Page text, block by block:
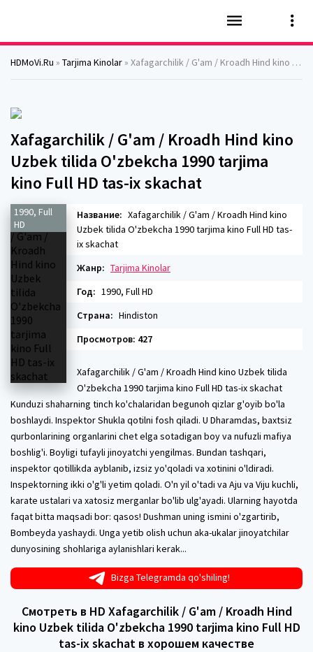
HDMoVi.Ru » Tarjima Kinolar » Xafagarchilik / G'am / Kroadh Hind kino Uzbek tilida O'zbekcha 1990 tarjima kino Full HD tas-ix skachat
Xafagarchilik / G'am / Kroadh Hind kino
Uzbek tilida O'zbekcha 1990 tarjima
kino Full HD tas-ix skachat
1990, Full
HD
Название: Xafagarchilik / G'am / Kroadh Hind kino
Uzbek tilida O'zbekcha 1990 tarjima kino Full HD tas-
ix skachat
Жанр: Tarjima Kinolar
Год: 1990, Full HD
Страна: Hindiston
Просмотров: 427
Xafagarchilik / G'am / Kroadh Hind kino Uzbek tilida
O'zbekcha 1990 tarjima kino Full HD tas-ix skachat
Kunduzi shaharning tinch ko'chalaridan begunoh qizlar g'oyib bo'la
boshlaydi. Inspektor Shukla qotilni fosh qiladi. U Dharamdas, baxtsiz
qurbonlarining organlarini chet elga sotadigan boy va nufuzli mafiya
boshlig'i. Boyligi tufayli jinoyatchi yengilmas. Bundan tashqari,
inspektor qotillikda ayblanib, izsiz yo'qoladi va xotinini o'ldiradi.
Inspektorning ikki o'g'li yetim qoladi. O'n yil o'tadi va Aju va Viju kuchli,
karate ustalari va xatosiz merganlar bo'lib ulg'ayadi. Ularning hayotda
faqat bitta maqsadi bor: qasos! Dushman uning ismini o'zgartirib,
Bombeyda yashaydi. Unga yetib olish uchun aka-ukalar jinoyatchilar
dunyosining shohlariga aylanishlari kerak...
Bizga Telegramda qo'shiling!
Смотреть в HD Xafagarchilik / G'am / Kroadh Hind
kino Uzbek tilida O'zbekcha 1990 tarjima kino Full HD
tas-ix skachat в хорошем качестве